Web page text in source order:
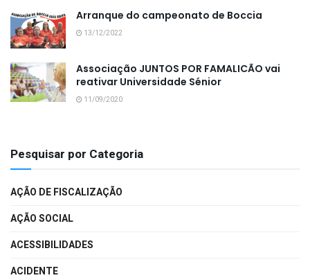
Arranque do campeonato de Boccia
13/12/2022
Associação JUNTOS POR FAMALICÃO vai
reativar Universidade Sénior
11/09/2020
Pesquisar por Categoria
AÇÃO DE FISCALIZAÇÃO
AÇÃO SOCIAL
ACESSIBILIDADES
ACIDENTE